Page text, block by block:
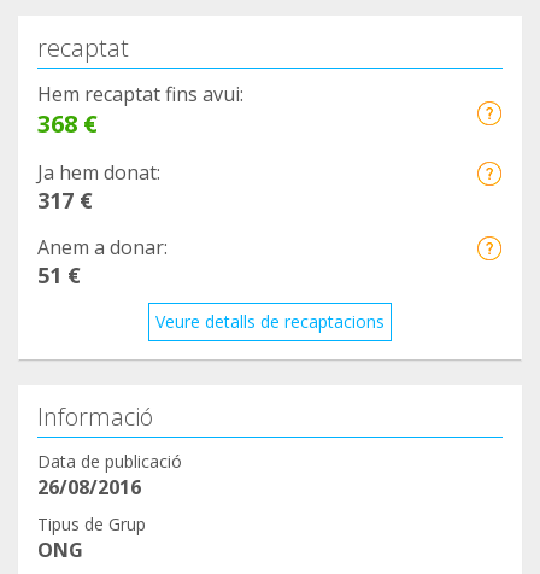
recaptat
Hem recaptat fins avui:
368 €
Ja hem donat:
317 €
Anem a donar:
51 €
Veure detalls de recaptacions
Informació
Data de publicació
26/08/2016
Tipus de Grup
ONG